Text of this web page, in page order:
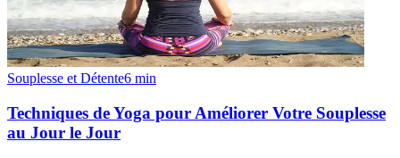
Souplesse et Détente6 min
Techniques de Yoga pour Améliorer Votre Souplesse
au Jour le Jour